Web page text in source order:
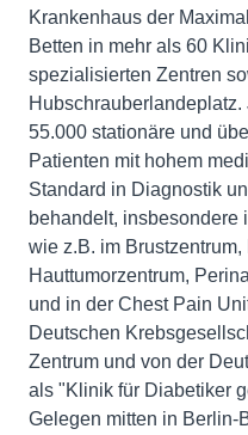
Krankenhaus der
Betten in mehr als 60
spezialisierten Zentren
55.000 stationäre und
Patienten mit hohem
Standard in Diagnostik
behandelt, insbesondere
wie z.B. im Brustzentrum,
Hauttumorzentrum,
und in der Chest Pain
Deutschen
Zentrum und von der
als "Klinik für Diabetiker
Gelegen mitten in Berlin-